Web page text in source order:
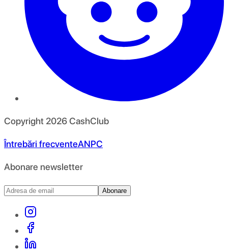
Copyright 2026CashClub
Întrebări frecventeANPC
Abonare newsletter
Abonare